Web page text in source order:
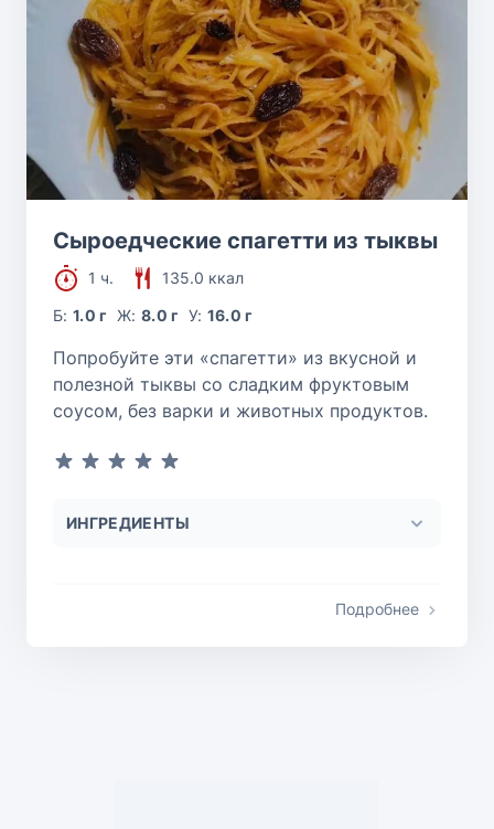
Сыроедческие спагетти из тыквы
1 ч.
135.0 ккал
Б:1.0 г Ж: 8.0 г У: 16.0 г
Попробуйте эти «спагетти» из вкусной и
полезной тыквы со сладким фруктовым
соусом, без варки и животных продуктов.
ИНГРЕДИЕНТЫ
Подробнее